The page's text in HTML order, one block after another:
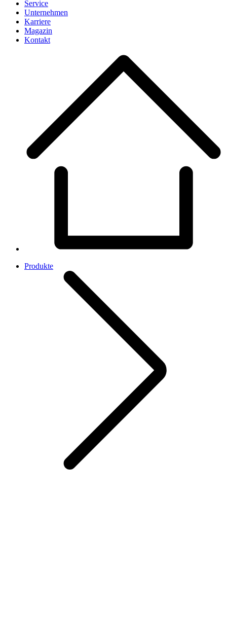
Service
Unternehmen
Karriere
Magazin
Kontakt
Produkte